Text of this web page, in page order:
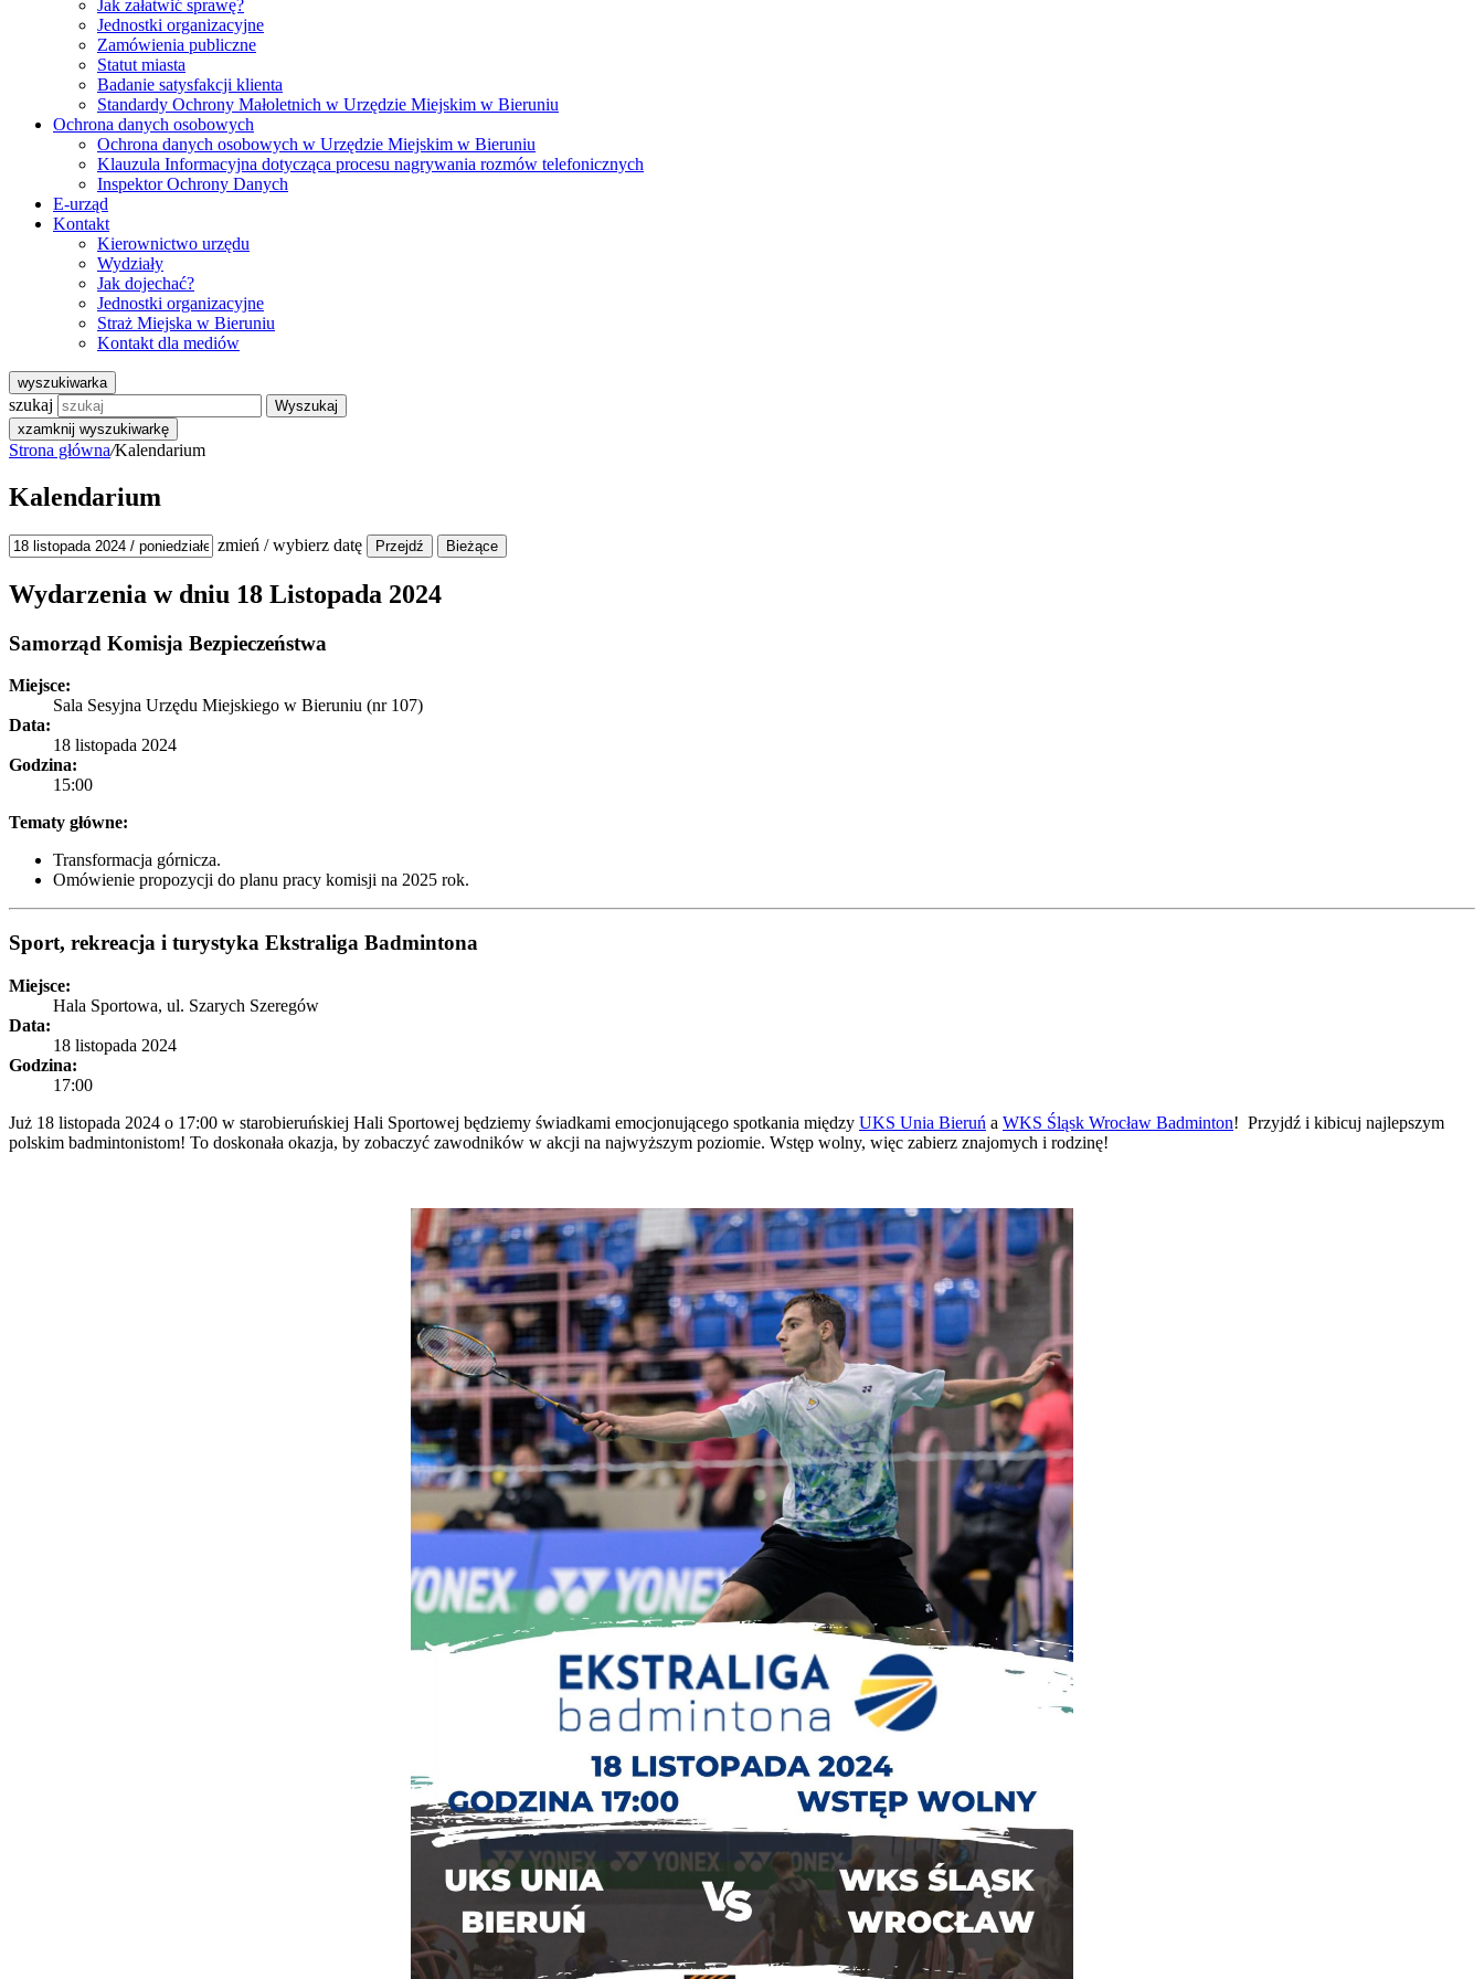
Jak załatwić sprawę?
Jednostki organizacyjne
Zamówienia publiczne
Statut miasta
Badanie satysfakcji klienta
Standardy Ochrony Małoletnich w Urzędzie Miejskim w Bieruniu
Ochrona danych osobowych
Ochrona danych osobowych w Urzędzie Miejskim w Bieruniu
Klauzula Informacyjna dotycząca procesu nagrywania rozmów telefonicznych
Inspektor Ochrony Danych
E-urząd
Kontakt
Kierownictwo urzędu
Wydziały
Jak dojechać?
Jednostki organizacyjne
Straż Miejska w Bieruniu
Kontakt dla mediów
wyszukiwarka
szukaj
Wyszukaj
xzamknij wyszukiwarkę
Strona główna/Kalendarium
Kalendarium
zmień / wybierz datę
Wydarzenia w dniu 18 Listopada 2024
Samorząd Komisja Bezpieczeństwa
Miejsce:
Sala Sesyjna Urzędu Miejskiego w Bieruniu (nr 107)
Data:
18 listopada 2024
Godzina:
15:00
Tematy główne:
Transformacja górnicza.
Omówienie propozycji do planu pracy komisji na 2025 rok.
Sport, rekreacja i turystyka Ekstraliga Badmintona
Miejsce:
Hala Sportowa, ul. Szarych Szeregów
Data:
18 listopada 2024
Godzina:
17:00
Już 18 listopada 2024 o 17:00 w starobieruńskiej Hali Sportowej będziemy świadkami emocjonującego spotkania między UKS Unia Bieruń a WKS Śląsk Wrocław Badminton! Przyjdź i kibicuj najlepszym
polskim badmintonistom! To doskonała okazja, by zobaczyć zawodników w akcji na najwyższym poziomie. Wstęp wolny, więc zabierz znajomych i rodzinę!